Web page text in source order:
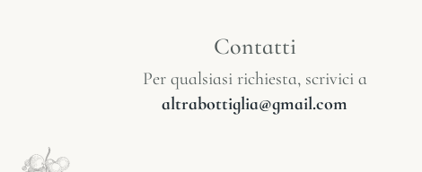
Contatti
Per qualsiasi richiesta, scrivici a
altrabottiglia@gmail.com